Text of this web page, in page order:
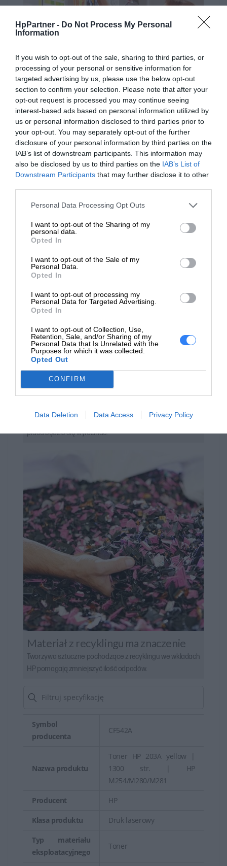
HpPartner - Do Not Process My Personal
Information
If you wish to opt-out of the sale, sharing to third parties, or
processing of your personal or sensitive information for
targeted advertising by us, please use the below opt-out
section to confirm your selection. Please note that after your
opt-out request is processed you may continue seeing
interest-based ads based on personal information utilized by
us or personal information disclosed to third parties prior to
your opt-out. You may separately opt-out of the further
disclosure of your personal information by third parties on the
IAB’s list of downstream participants. This information may
also be disclosed by us to third parties on the IAB’s List of
Downstream Participants that may further disclose it to other
Personal Data Processing Opt Outs
I want to opt-out of the Sharing of my
personal data.
Opted In
I want to opt-out of the Sale of my
Personal Data.
Opted In
I want to opt-out of processing my
Personal Data for Targeted Advertising.
Opted In
I want to opt-out of Collection, Use,
Retention, Sale, and/or Sharing of my
Personal Data that Is Unrelated with the
Purposes for which it was collected.
Opted Out
CONFIRM
Data Deletion Data Access Privacy Policy
Niezawodna, profesjonalna jakość
druku.
Dzięki oryginalnym wkładom z tonerem HP zyskasz
spójne, bezproblemowe drukowanie, co pozwoli Ci działać
Znaczące momenty, żywe rezultaty.
najwyższej jakości kolorowych wydruków – spraw, że Twoja
praca będzie się wyróżniać.
Materiał z recyklingu ma znaczenie
Tworzywa sztuczne pochodzące z recyklingu we wkładach
HP pomagają zmniejszyć ilość odpadów.
Symbol
producenta
CF542A
Nazwa produktu
Toner HP 203A yellow |
1300 str. | HP
M254/M280/M281
Producent HP
Klasa produktu Druk laserowy
Typ materiału
eksploatacyjnego
Toner